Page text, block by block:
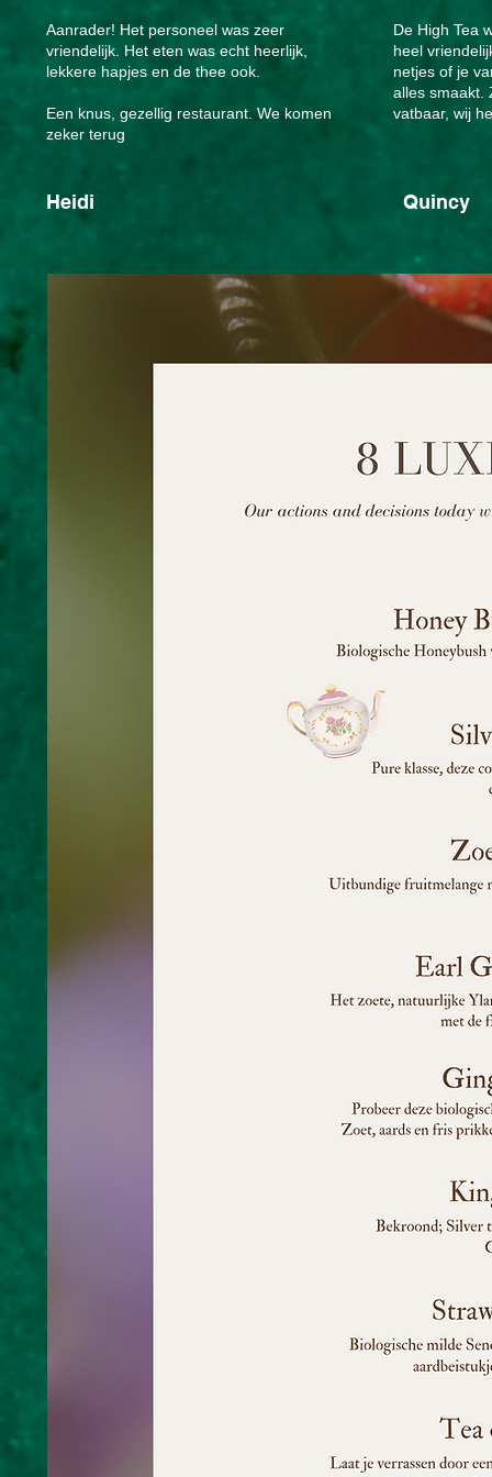
Aanrader! Het personeel was zeer
vriendelijk. Het eten was echt heerlijk,
lekkere hapjes en de thee ook.
Een knus, gezellig restaurant. We komen
zeker terug
Heidi
De High Tea
heel
netjes of je
alles smaakt.
vatbaar, wij
Quincy